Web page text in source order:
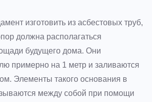
изготовить из асбестовых труб,
должна располагаться
будущего дома. Они
примерно на 1 метр и заливаются
Элементы такого основания в
между собой при помощи